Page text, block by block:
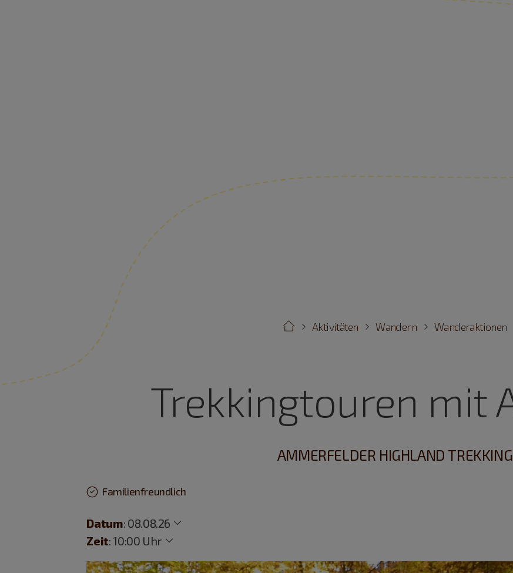
Wanderaktionen
Wandern
Aktivitäten
Trekkingtouren mit
AMMERFELDER HIGHLAND TREKKING
Familienfreundlich
Datum: 08.08.26
Zeit:10:00 Uhr